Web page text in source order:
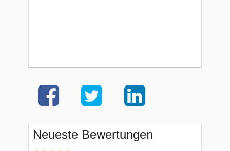
Neueste Bewertungen